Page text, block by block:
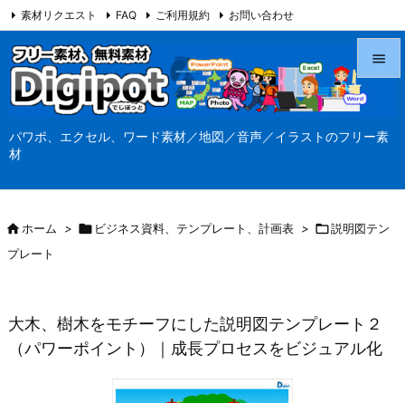
パワポ、エクセル、ワード素材／地図／音声／イラストのフリー素
材




素材リクエスト FAQ ご利用規約 お問い合わせ
当サイト（Digipot.net）について
ホーム >  ビジネス資料、テンプレート、計画表 > 説明図テン
プレート
大木、樹木をモチーフにした説明図テンプレート２
（パワーポイント）｜成長プロセスをビジュアル化